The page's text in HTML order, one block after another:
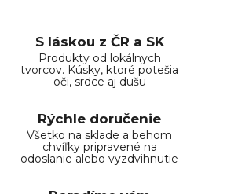
S láskou z ČR a SK
Produkty od lokálnych
tvorcov. Kúsky, ktoré potešia
oči, srdce aj dušu
Rýchle doručenie
Všetko na sklade a behom
chvíľky pripravené na
odoslanie alebo vyzdvihnutie